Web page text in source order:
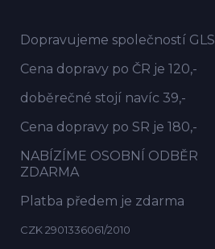
Dopravujeme společností GLS
Cena dopravy po ČR je 120,-
doběrečné stojí navíc 39,-
Cena dopravy po SR je 180,-
NABÍZÍME OSOBNÍ ODBĚR
ZDARMA
Platba předem je zdarma
CZK 2901336061/2010